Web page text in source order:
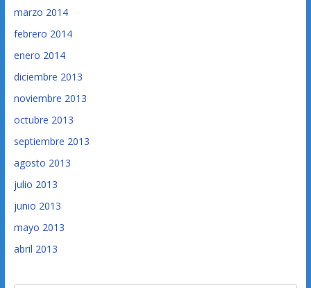
marzo 2014
febrero 2014
enero 2014
diciembre 2013
noviembre 2013
octubre 2013
septiembre 2013
agosto 2013
julio 2013
junio 2013
mayo 2013
abril 2013